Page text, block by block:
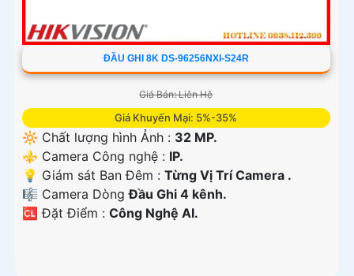
ĐẦU GHI 8K DS-96256NXI-S24R
Giá Bán: Liên Hệ
Giá Khuyến Mại: 5%-35%
🔆 Chất lượng hình Ảnh : 32 MP.
⚜️ Camera Công nghệ : IP.
💡 Giám sát Ban Đêm : Từng Vị Trí Camera .
🎼️ Camera DòngĐầu Ghi 4 kênh.
️🆑 Đặt Điểm : Công Nghệ AI.